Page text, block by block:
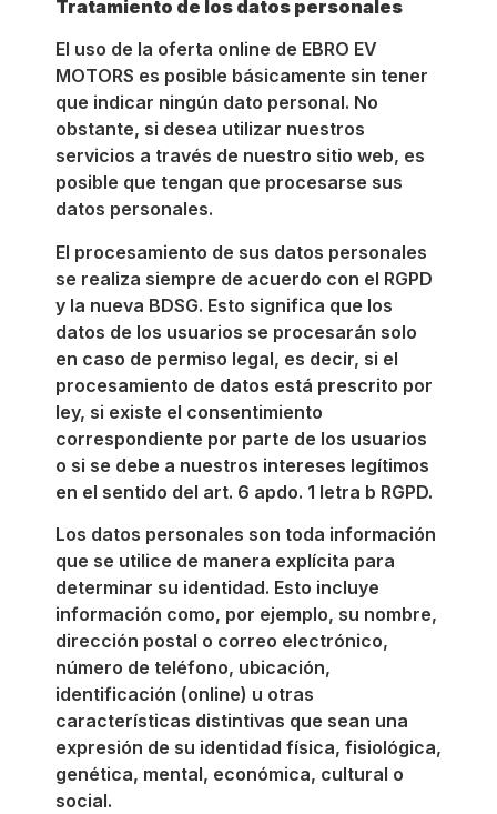
Tratamiento de los datos personales
El uso de la oferta online de EBRO EV
MOTORS es posible básicamente sin tener
que indicar ningún dato personal. No
obstante, si desea utilizar nuestros
servicios a través de nuestro sitio web, es
posible que tengan que procesarse sus
datos personales.
El procesamiento de sus datos personales
se realiza siempre de acuerdo con el RGPD
y la nueva BDSG. Esto significa que los
datos de los usuarios se procesarán solo
en caso de permiso legal, es decir, si el
procesamiento de datos está prescrito por
ley, si existe el consentimiento
correspondiente por parte de los usuarios
o si se debe a nuestros intereses legítimos
en el sentido del art. 6 apdo. 1 letra b RGPD.
Los datos personales son toda información
que se utilice de manera explícita para
determinar su identidad. Esto incluye
información como, por ejemplo, su nombre,
dirección postal o correo electrónico,
número de teléfono, ubicación,
identificación (online) u otras
características distintivas que sean una
expresión de su identidad física, fisiológica,
genética, mental, económica, cultural o
social.